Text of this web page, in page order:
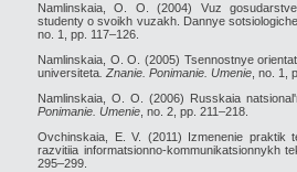
Namlinskaia, O. O. (2004) Vuz
studenty o svoikh vuzakh. Dannye
no. 1, pp. 117–126.
Namlinskaia, O. O. (2005) Tsennostnye
universiteta . Znanie. Ponimanie. Umenie , no. 1,
Namlinskaia, O. O. (2006) Russkaia
Ponimanie. Umenie , no. 2, pp. 211–218.
Ovchinskaia, E. V. (2011) Izmenenie praktik
razvitiia informatsionno-kommunikatsionnykh
295–299.